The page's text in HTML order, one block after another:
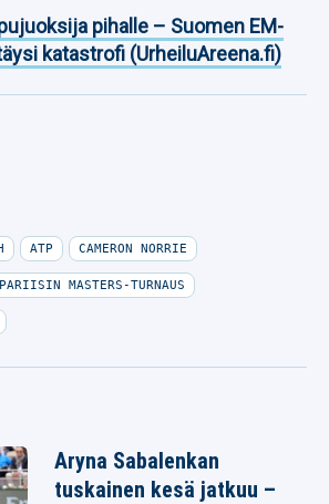
pihalle – Suomen EM-
katastrofi (UrheiluAreena.fi)
ATP CAMERON NORRIE
PARIISIN MASTERS-TURNAUS
Aryna Sabalenkan
tuskainen kesä jatkuu –